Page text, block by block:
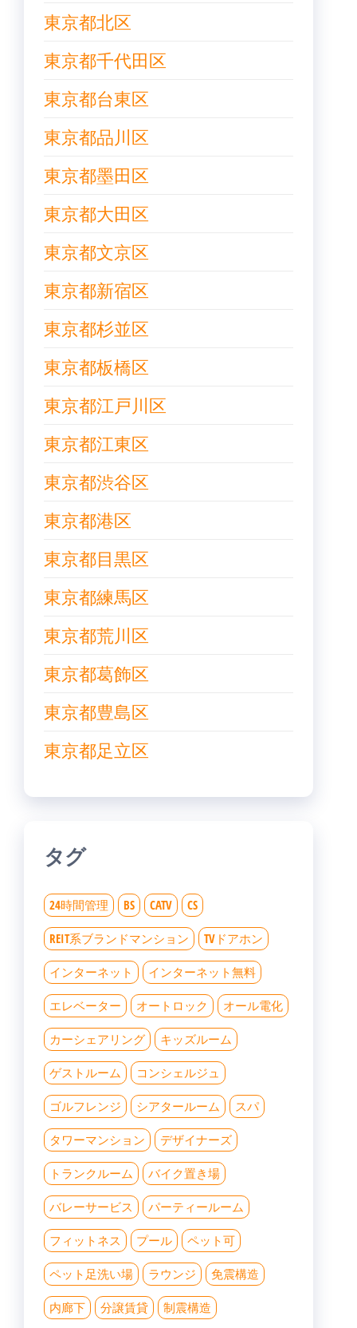
東京都北区
東京都千代田区
東京都台東区
東京都品川区
東京都墨田区
東京都大田区
東京都文京区
東京都新宿区
東京都杉並区
東京都板橋区
東京都江戸川区
東京都江東区
東京都渋谷区
東京都港区
東京都目黒区
東京都練馬区
東京都荒川区
東京都葛飾区
東京都豊島区
東京都足立区
タグ
24時間管理 BS CATV CS
REIT系ブランドマンション TVドアホン
インターネット インターネット無料
エレベーター オートロック オール電化
カーシェアリング キッズルーム
ゲストルーム コンシェルジュ
ゴルフレンジ シアタールーム スパ
タワーマンション デザイナーズ
トランクルーム バイク置き場
バレーサービス パーティールーム
フィットネス プール ペット可
ペット足洗い場 ラウンジ 免震構造
内廊下 分譲賃貸 制震構造